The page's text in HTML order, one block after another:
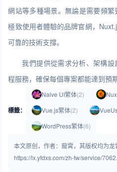
網站等多種場景。無論是需要頻
極致使用者體驗的品牌官網，
可靠的技術支撐。
我們提供從需求分析、架構
程服務，確保每個專案都能達到預
標籤：
Naive UI繁体(2)
Vue.js繁体(2)
WordPress繁体(6)
本文原创，作者：龍霄，其版权均为龙
https://lx.yfdxs.com/zh-tw/service/